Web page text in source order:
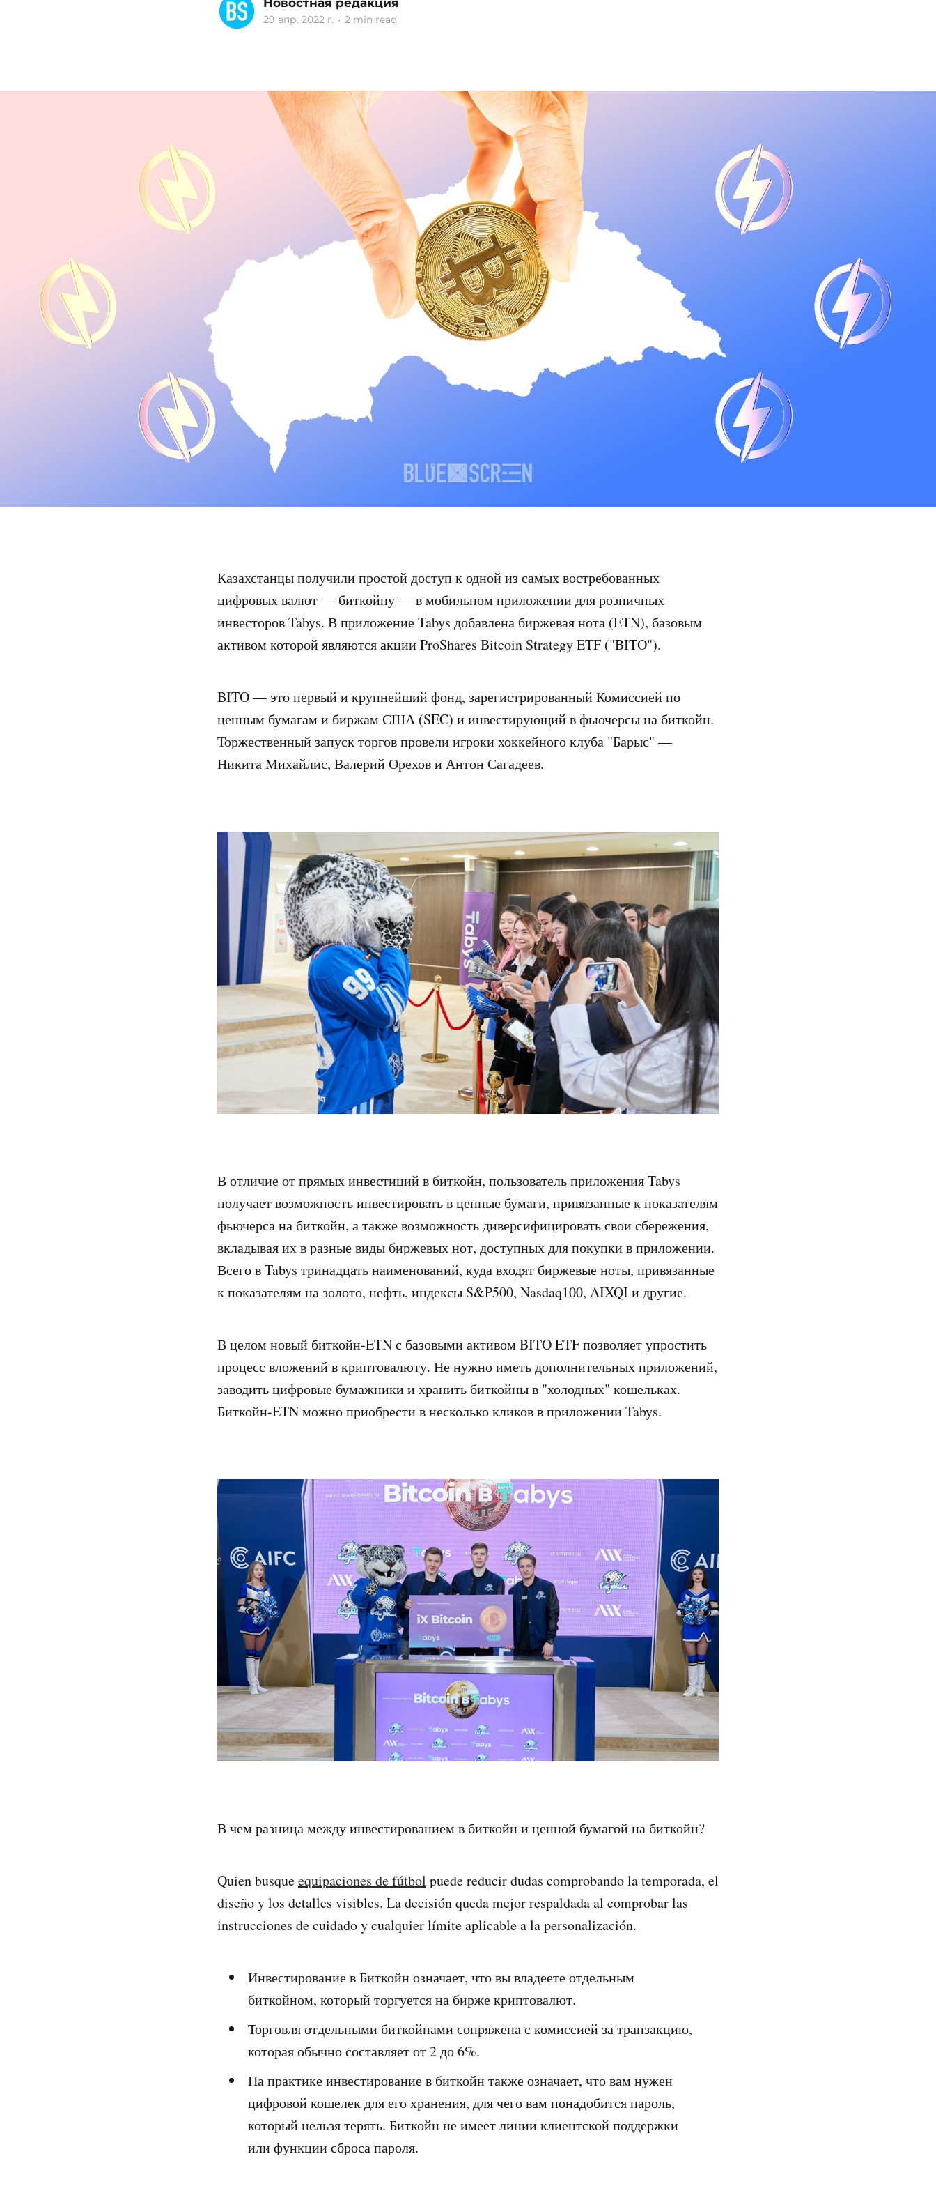
Новостная редакция
29 апр. 2022 г. • 2 min read
Казахстанцы получили простой доступ к одной из самых востребованных
цифровых валют — биткойну — в мобильном приложении для розничных
инвесторов Tabys. В приложение Tabys добавлена биржевая нота (ETN), базовым
активом которой являются акции ProShares Bitcoin Strategy ETF ("BITO").
BITO — это первый и крупнейший фонд, зарегистрированный Комиссией по
ценным бумагам и биржам США (SEC) и инвестирующий в фьючерсы на биткойн.
Торжественный запуск торгов провели игроки хоккейного клуба "Барыс" —
Никита Михайлис, Валерий Орехов и Антон Сагадеев.
В отличие от прямых инвестиций в биткойн, пользователь приложения Tabys
получает возможность инвестировать в ценные бумаги, привязанные к показателям
фьючерса на биткойн, а также возможность диверсифицировать свои сбережения,
вкладывая их в разные виды биржевых нот, доступных для покупки в приложении.
Всего в Tabys тринадцать наименований, куда входят биржевые ноты, привязанные
к показателям на золото, нефть, индексы S&P500, Nasdaq100, AIXQI и другие.
В целом новый биткойн-ETN с базовыми активом BITO ETF позволяет упростить
процесс вложений в криптовалюту. Не нужно иметь дополнительных приложений,
заводить цифровые бумажники и хранить биткойны в "холодных" кошельках.
Биткойн-ETN можно приобрести в несколько кликов в приложении Tabys.
В чем разница между инвестированием в биткойн и ценной бумагой на биткойн?
Quien busqueequipaciones de fútbol puede reducir dudas comprobando la temporada, el
diseño y los detalles visibles. La decisión queda mejor respaldada al comprobar las
instrucciones de cuidado y cualquier límite aplicable a la personalización.
Инвестирование в Биткойн означает, что вы владеете отдельным
биткойном, который торгуется на бирже криптовалют.
Торговля отдельными биткойнами сопряжена с комиссией за транзакцию,
которая обычно составляет от 2 до 6%.
На практике инвестирование в биткойн также означает, что вам нужен
цифровой кошелек для его хранения, для чего вам понадобится пароль,
который нельзя терять. Биткойн не имеет линии клиентской поддержки
или функции сброса пароля.